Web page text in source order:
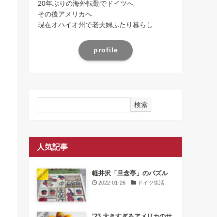
20年ぶりの海外転勤でドイツへ
その後アメリカへ
現在オハイオ州で老夫婦ふたり暮らし
profile
検索
人気記事
軽井沢「旦念亭」のパズル
2022-01-26 ドイツ生活